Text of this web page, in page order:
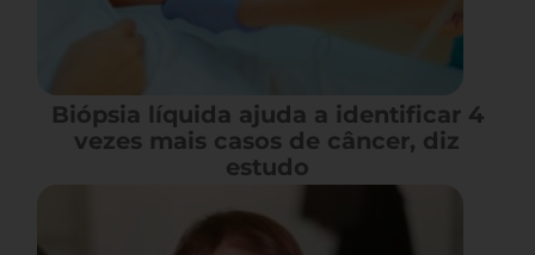
Biópsia líquida ajuda a identificar 4
vezes mais casos de câncer, diz
estudo